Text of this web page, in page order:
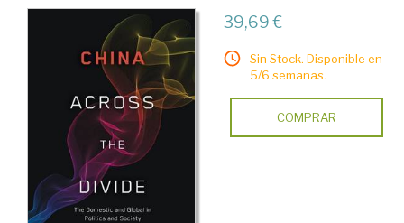
39,69 €
Sin Stock. Disponible en
5/6 semanas.
COMPRAR